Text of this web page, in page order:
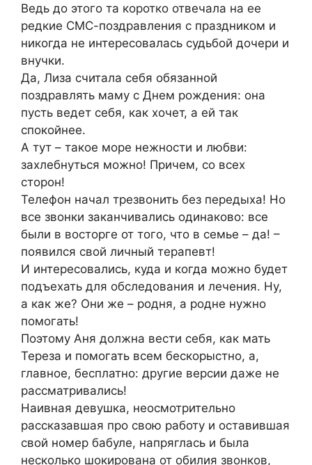
Ведь до этого та коротко отвечала на ее
редкие СМС-поздравления с праздником и
никогда не интересовалась судьбой дочери и
внучки.
Да, Лиза считала себя обязанной
поздравлять маму с Днем рождения: она
пусть ведет себя, как хочет, а ей так
спокойнее.
А тут – такое море нежности и любви:
захлебнуться можно! Причем, со всех
сторон!
Телефон начал трезвонить без передыха! Но
все звонки заканчивались одинаково: все
были в восторге от того, что в семье – да! –
появился свой личный терапевт!
И интересовались, куда и когда можно будет
подъехать для обследования и лечения. Ну,
а как же? Они же – родня, а родне нужно
помогать!
Поэтому Аня должна вести себя, как мать
Тереза и помогать всем бескорыстно, а,
главное, бесплатно: другие версии даже не
рассматривались!
Наивная девушка, неосмотрительно
рассказавшая про свою работу и оставившая
свой номер бабуле, напряглась и была
несколько шокирована от обилия звонков,